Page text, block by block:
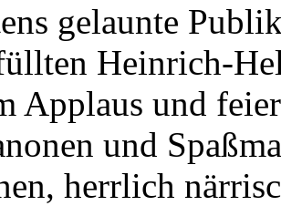
gelaunte
Heinrich-
Applaus und
und
herrlich